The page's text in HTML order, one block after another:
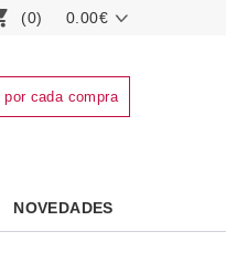
(0) 0.00€
por cada compra
NOVEDADES